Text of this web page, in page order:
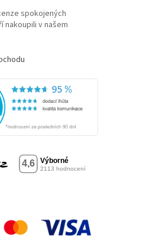
spokojených
nakoupili v našem